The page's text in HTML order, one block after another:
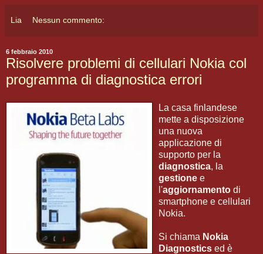
Lia Nessun commento:
6 febbraio 2010
Risolvere problemi di cellulari Nokia col
programma di diagnostica errori
La casa finlandese
mette a disposizione
una nuova
applicazione di
supporto per la
diagnostica, la
gestione e
l'aggiornamento di
smartphone e cellulari
Nokia.
Si chiama Nokia
Diagnostics ed è